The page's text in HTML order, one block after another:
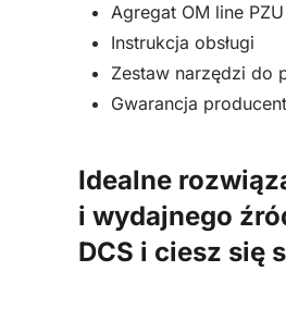
Agregat OM line
Instrukcja obsługi
Zestaw narzędzi do
Gwarancja
Idealne
i wydajnego
DCS i ciesz się